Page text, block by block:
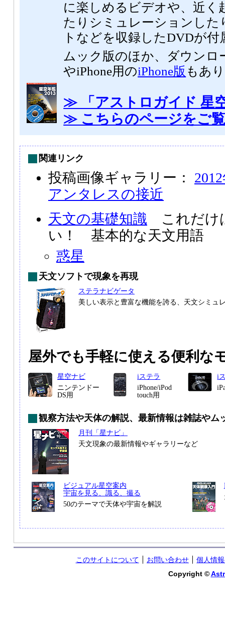
に楽しめるビデオや、近く
たりシミュレーションし
トなどを収録したDVDが付
ムック版のほか、ダウンロ
やiPhone用のiPhone版 もあ
≫ 「アストロガイド 星
≫ こちらのページをご
関連リンク
投稿画像ギャラリー：
アンタレスの接近
天文の基礎知識 これだけ
い！ 基本的な天文用語
惑星
天文ソフトで現象を再現
ステラナビゲータ
美しい表示と豊富な機能を誇る、天文シミュ
屋外でも手軽に使える便利な
星空ナビ
ニンテンドー
DS用
iステラ
iPhone/iPod
touch用
i
観察方法や天体の解説、最新情報は雑誌やム
月刊「星ナビ」
天文現象の最新情報やギャラリーなど
ビジュアル星空案内
宇宙を見る、識る、撮る
50のテーマで天体や宇宙を解説
このサイトについて お問い合わせ
個人情
Copyright ©